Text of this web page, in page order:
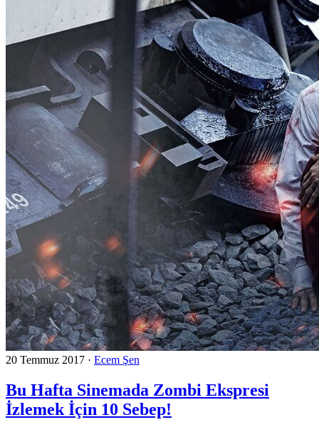
20 Temmuz 2017 · Ecem Şen
Bu Hafta Sinemada Zombi Ekspresi
İzlemek İçin 10 Sebep!